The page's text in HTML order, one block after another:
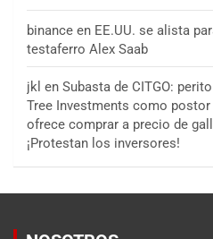
binance en EE.UU. se alista
testaferro Alex Saab
jkl en Subasta de CITGO:
Tree Investments como
ofrece comprar a precio de
¡Protestan los inversores!